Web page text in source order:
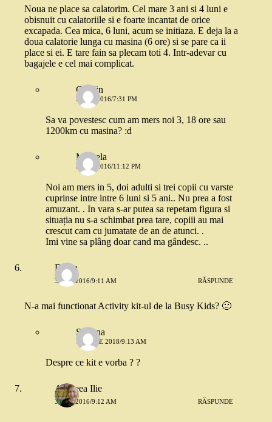
Noua ne place sa calatorim. Cel mare 3 ani si 4 luni e
obisnuit cu calatoriile si e foarte incantat de orice
excapada. Cea mica, 6 luni, acum se initiaza. E deja la a
doua calatorie lunga cu masina (6 ore) si se pare ca ii
place si ei. E tare fain sa plecam toti 4. Intr-adevar cu
bagajele e cel mai complicat.
Catalin
3 MAI 2016/7:31 PM
Sa va povestesc cum am mers noi 3, 18 ore sau
1200km cu masina? :d
Mihaela
3 MAI 2016/11:12 PM
Noi am mers in 5, doi adulti si trei copii cu varste
cuprinse intre intre 6 luni si 5 ani.. Nu prea a fost
amuzant. . In vara s-ar putea sa repetam figura si
situația nu s-a schimbat prea tare, copiii au mai
crescut cam cu jumatate de an de atunci. .
Imi vine sa plâng doar cand ma gândesc. ..
Diana
3 MAI 2016/9:11 AM RĂSPUNDE
N-a mai functionat Activity kit-ul de la Busy Kids? 🙁
Simona
18 IULIE 2018/9:13 AM
Despre ce kit e vorba ? ?
Andreea Ilie
3 MAI 2016/9:12 AM RĂSPUNDE